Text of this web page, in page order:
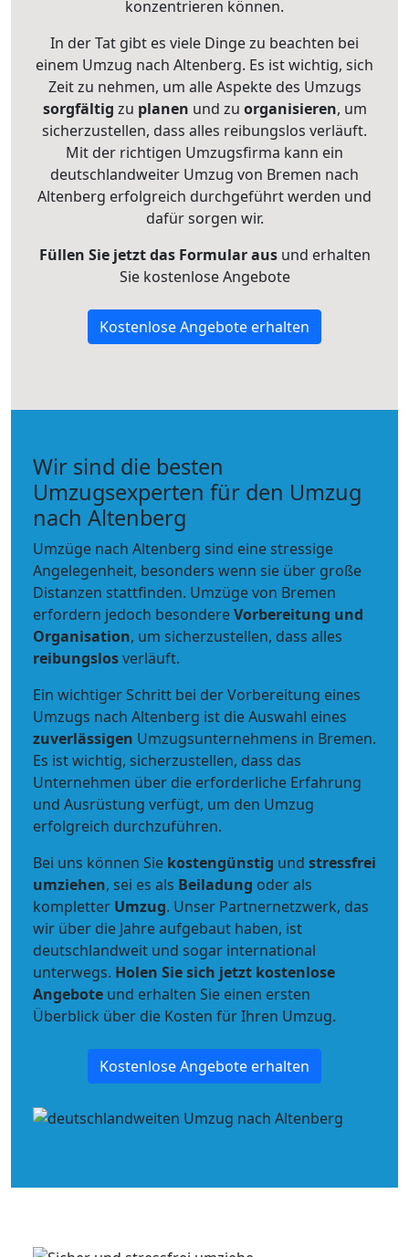
konzentrieren können.
In der Tat gibt es viele Dinge zu beachten bei
einem Umzug nach Altenberg. Es ist wichtig, sich
Zeit zu nehmen, um alle Aspekte des Umzugs
sorgfältig zu planen und zu organisieren, um
sicherzustellen, dass alles reibungslos verläuft.
Mit der richtigen Umzugsfirma kann ein
deutschlandweiter Umzug von Bremen nach
Altenberg erfolgreich durchgeführt werden und
dafür sorgen wir.
Füllen Sie jetzt das Formular ausund erhalten
Sie kostenlose Angebote
Kostenlose Angebote erhalten
Wir sind die besten
Umzugsexperten für den Umzug
nach Altenberg
Umzüge nach Altenberg sind eine stressige
Angelegenheit, besonders wenn sie über große
Distanzen stattfinden. Umzüge von Bremen
erfordern jedoch besondereVorbereitung und
Organisation, um sicherzustellen, dass alles
reibungslosverläuft.
Ein wichtiger Schritt bei der Vorbereitung eines
Umzugs nach Altenberg ist die Auswahl eines
zuverlässigen Umzugsunternehmens in Bremen.
Es ist wichtig, sicherzustellen, dass das
Unternehmen über die erforderliche Erfahrung
und Ausrüstung verfügt, um den Umzug
erfolgreich durchzuführen.
Bei uns können Sie kostengünstig und stressfrei
umziehen, sei es als Beiladung oder als
kompletter Umzug. Unser Partnernetzwerk, das
wir über die Jahre aufgebaut haben, ist
deutschlandweit und sogar international
unterwegs. Holen Sie sich jetzt kostenlose
Angebote und erhalten Sie einen ersten
Überblick über die Kosten für Ihren Umzug.
Kostenlose Angebote erhalten